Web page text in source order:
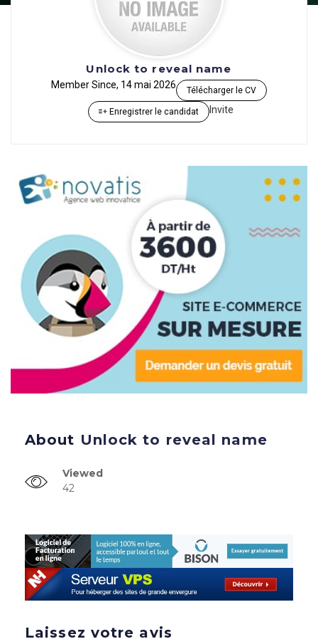
Unlock to reveal name
Member Since, 14 mai 2026 Télécharger le CV
Enregistrer le candidat Invite
About Unlock to reveal name
Viewed
42
Laissez votre avis